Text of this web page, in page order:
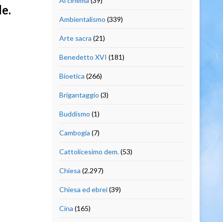
Ambientalismo (339)
Arte sacra (21)
Benedetto XVI (181)
Bioetica (266)
Brigantaggio (3)
Buddismo (1)
Cambogia (7)
Cattolicesimo dem.(53)
Chiesa (2.297)
Chiesa ed ebrei(39)
Cina (165)